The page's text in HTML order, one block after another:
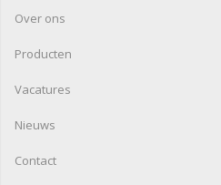
Over ons
Producten
Vacatures
Nieuws
Contact